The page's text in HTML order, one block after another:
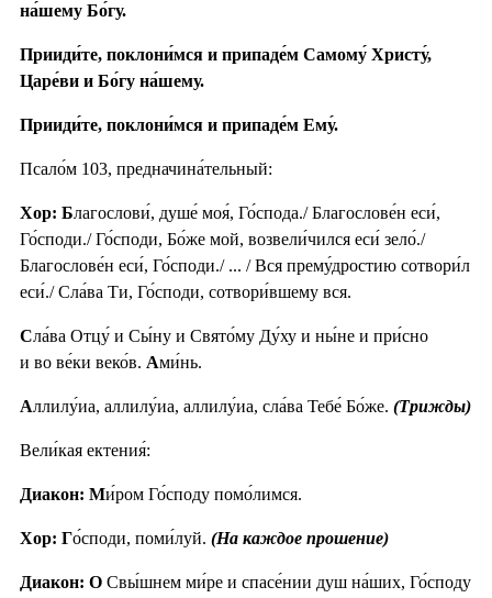
на́шему Бо́гу.
Прииди́те, поклони́мся и припаде́м Самому́ Христу́,
Царе́ви и Бо́гу на́шему.
Прииди́те, поклони́мся и припаде́м Ему́.
Псало́м 103, предначина́тельный:
Хор: Благослови́, душе́ моя́, Го́спода./ Благослове́н еси́,
Го́споди./ Го́споди, Бо́же мой, возвели́чился еси́ зело́./
Благослове́н еси́, Го́споди./ ... / Вся прему́дростию сотвори́л
еси́./ Сла́ва Ти, Го́споди, сотвори́вшему вся.
Сла́ва Отцу́ и Сы́ну и Свято́му Ду́ху и ны́не и при́сно
и во ве́ки веко́в. Ами́нь.
Аллилу́иа, аллилу́иа, аллилу́иа, сла́ва Тебе́ Бо́же. (Трижды)
Вели́кая ектения́:
Диакон: Ми́ром Го́споду помо́лимся.
Хор: Го́споди, поми́луй. (На каждое прошение)
Диакон: О Свы́шнем ми́ре и спасе́нии душ на́ших, Го́споду